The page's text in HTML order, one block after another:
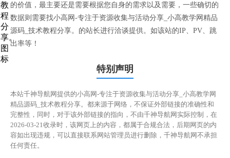
的价值，最主要还是需要根据您自身的需求以及需要，一些确切的
数据则需要找小高网-专注于资源收集与活动分享_小高教学网精品
源码_技术教程分享。的站长进行洽谈提供。如该站的IP、PV、跳
出率等！
特别声明
本站千神导航网提供的小高网-专注于资源收集与活动分享_小高教学网
精品源码_技术教程分享。都来源于网络，不保证外部链接的准确性和
完整性，同时，对于该外部链接的指向，不由千神导航网实际控制，在
2026-03-21收录时，该网页上的内容，都属于合规合法，后期网页的内
容如出现违规，可以直接联系网站管理员进行删除，千神导航网不承担
任何责任。